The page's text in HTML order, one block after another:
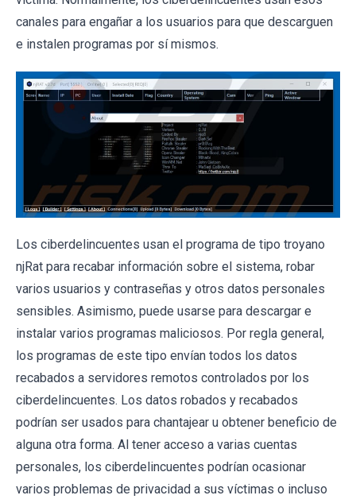
canales para engañar a los usuarios para que descarguen
e instalen programas por sí mismos.
Los ciberdelincuentes usan el programa de tipo troyano
njRat para recabar información sobre el sistema, robar
varios usuarios y contraseñas y otros datos personales
sensibles. Asimismo, puede usarse para descargar e
instalar varios programas maliciosos. Por regla general,
los programas de este tipo envían todos los datos
recabados a servidores remotos controlados por los
ciberdelincuentes. Los datos robados y recabados
podrían ser usados para chantajear u obtener beneficio de
alguna otra forma. Al tener acceso a varias cuentas
personales, los ciberdelincuentes podrían ocasionar
varios problemas de privacidad a sus víctimas o incluso